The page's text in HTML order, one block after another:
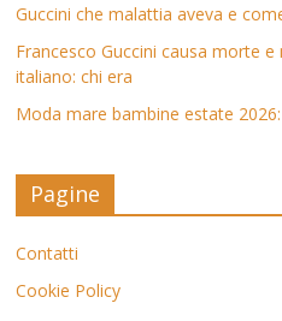
Guccini che malattia aveva e
Francesco Guccini causa morte
italiano: chi era
Moda mare bambine estate
Pagine
Contatti
Cookie Policy